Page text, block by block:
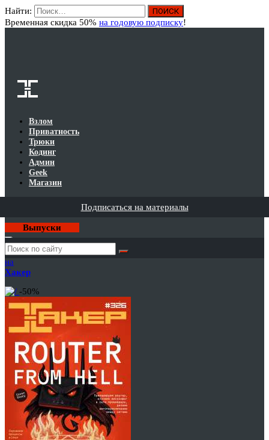
Найти:
Временная скидка 50% на годовую подписку!
Взлом
Приватность
Трюки
Кодинг
Админ
Geek
Магазин
Подписаться на материалы
Выпуски
Годовая
подписка
на
Хакер
-50%